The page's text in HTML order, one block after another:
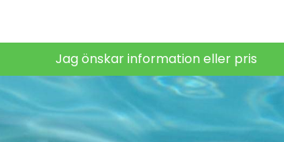
Jag önskar information eller pris